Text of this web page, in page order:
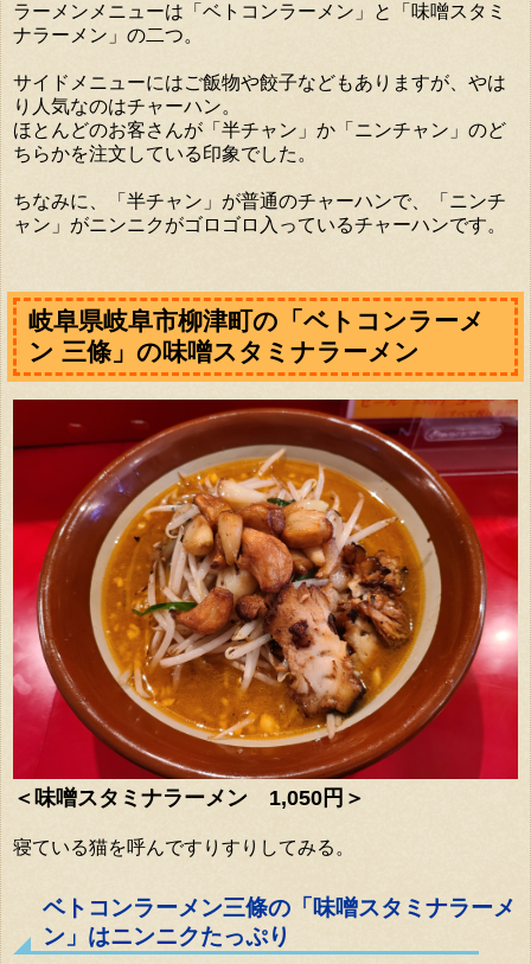
ラーメンメニューは「ベトコンラーメン」と「味噌スタミ
ナラーメン」の二つ。
サイドメニューにはご飯物や餃子などもありますが、やは
り人気なのはチャーハン。
ほとんどのお客さんが「半チャン」か「ニンチャン」のど
ちらかを注文している印象でした。
ちなみに、「半チャン」が普通のチャーハンで、「ニンチ
ャン」がニンニクがゴロゴロ入っているチャーハンです。
岐阜県岐阜市柳津町の「ベトコンラーメ
ン 三條」の味噌スタミナラーメン
＜味噌スタミナラーメン 1,050円＞
寝ている猫を呼んですりすりしてみる。
ベトコンラーメン三條の「味噌スタミナラーメ
ン」はニンニクたっぷり